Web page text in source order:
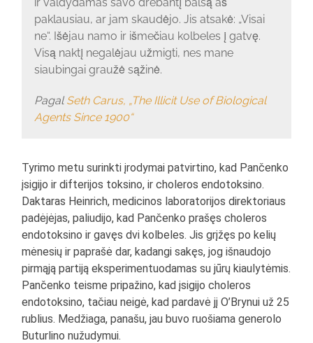
paklausiau, ar jam skaudėjo. Jis atsakė: „Visai
ne“. Išėjau namo ir išmečiau kolbeles į gatvę.
Visą naktį negalėjau užmigti, nes mane
siaubingai graužė sąžinė.
Pagal Seth Carus, „The Illicit Use of Biological
Agents Since 1900“
Tyrimo metu surinkti įrodymai patvirtino, kad Pančenko
įsigijo ir difterijos toksino, ir choleros endotoksino.
Daktaras Heinrich, medicinos laboratorijos direktoriaus
padėjėjas, paliudijo, kad Pančenko prašęs choleros
endotoksino ir gavęs dvi kolbeles. Jis grįžęs po kelių
mėnesių ir paprašė dar, kadangi sakęs, jog išnaudojo
pirmąją partiją eksperimentuodamas su jūrų kiaulytėmis.
Pančenko teisme pripažino, kad įsigijo choleros
endotoksino, tačiau neigė, kad pardavė jį O’Brynui už 25
rublius. Medžiaga, panašu, jau buvo ruošiama generolo
Buturlino nužudymui.